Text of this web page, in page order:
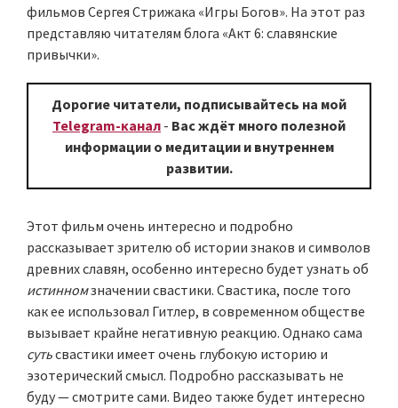
фильмов Сергея Стрижака «Игры Богов». На этот раз
представляю читателям блога «Акт 6: славянские
привычки».
Дорогие читатели, подписывайтесь на мой
Telegram-канал - Вас ждёт много полезной
информации о медитации и внутреннем
развитии.
Этот фильм очень интересно и подробно
рассказывает зрителю об истории знаков и символов
древних славян, особенно интересно будет узнать об
истинномзначении свастики. Свастика, после того
как ее использовал Гитлер, в современном обществе
вызывает крайне негативную реакцию. Однако сама
сутьсвастики имеет очень глубокую историю и
эзотерический смысл. Подробно рассказывать не
буду — смотрите сами. Видео также будет интересно